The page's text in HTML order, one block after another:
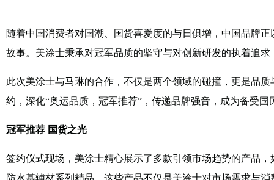
随着中国消费者对国潮、国货喜爱度的与日俱增，中国品牌
故事。美涂士秉承对冠军品质的坚守与对创新研发的执着追
此次美涂士与马琳的合作，不仅是两个领域的碰撞，更是品
约，深化“奥运品质，冠军推荐”，传递品牌强音，成为备受
冠军推荐 国货之光
签约仪式现场，美涂士精心展示了多款引领市场趋势的产品
防水基辅材系列精品，这些产品不仅是美涂士对市场需求与